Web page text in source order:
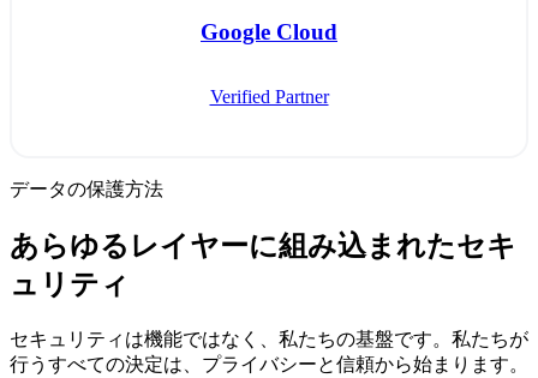
Google Cloud
Verified Partner
データの保護方法
あらゆるレイヤーに組み込まれたセキ
ュリティ
セキュリティは機能ではなく、私たちの基盤です。私たちが
行うすべての決定は、プライバシーと信頼から始まります。